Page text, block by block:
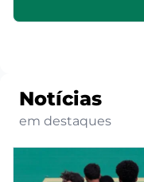
Notícias
em destaques